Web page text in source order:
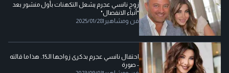
زوج نانسي عجرم يشعل التكهنات بأول منشور بعد
"أنباء الانفصال"
فن ومشاهير |
2025/01/28
احتفال نانسي عجرم بذكرى زواجها الـ15.. هذا ما قالته
- صورة